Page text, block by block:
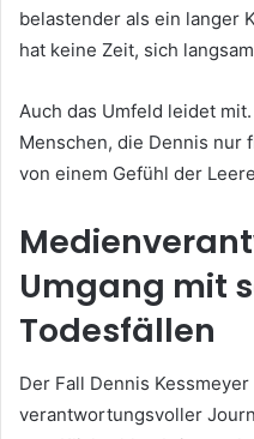
belastender als ein langer
hat keine Zeit, sich
Auch das Umfeld leidet
Menschen, die Dennis nur
von einem Gefühl der
Umgang mit
Todesfällen
Der Fall Dennis
verantwortungsvoller